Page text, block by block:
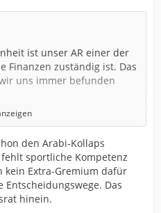
ist unser AR einer der
Finanzen zuständig ist. Das
uns immer befunden
sich nicht so lange
einrichten sollen, das
ausgestattet ist,
zuständig ist.
, usw.
jetzt auf das Wort von
muss.
den Arabi-Kollaps
sportliche Kompetenz
kein Extra-Gremium dafür
Das
hinein.